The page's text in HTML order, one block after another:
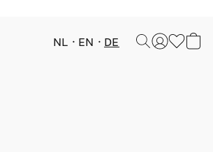
NL EN DE